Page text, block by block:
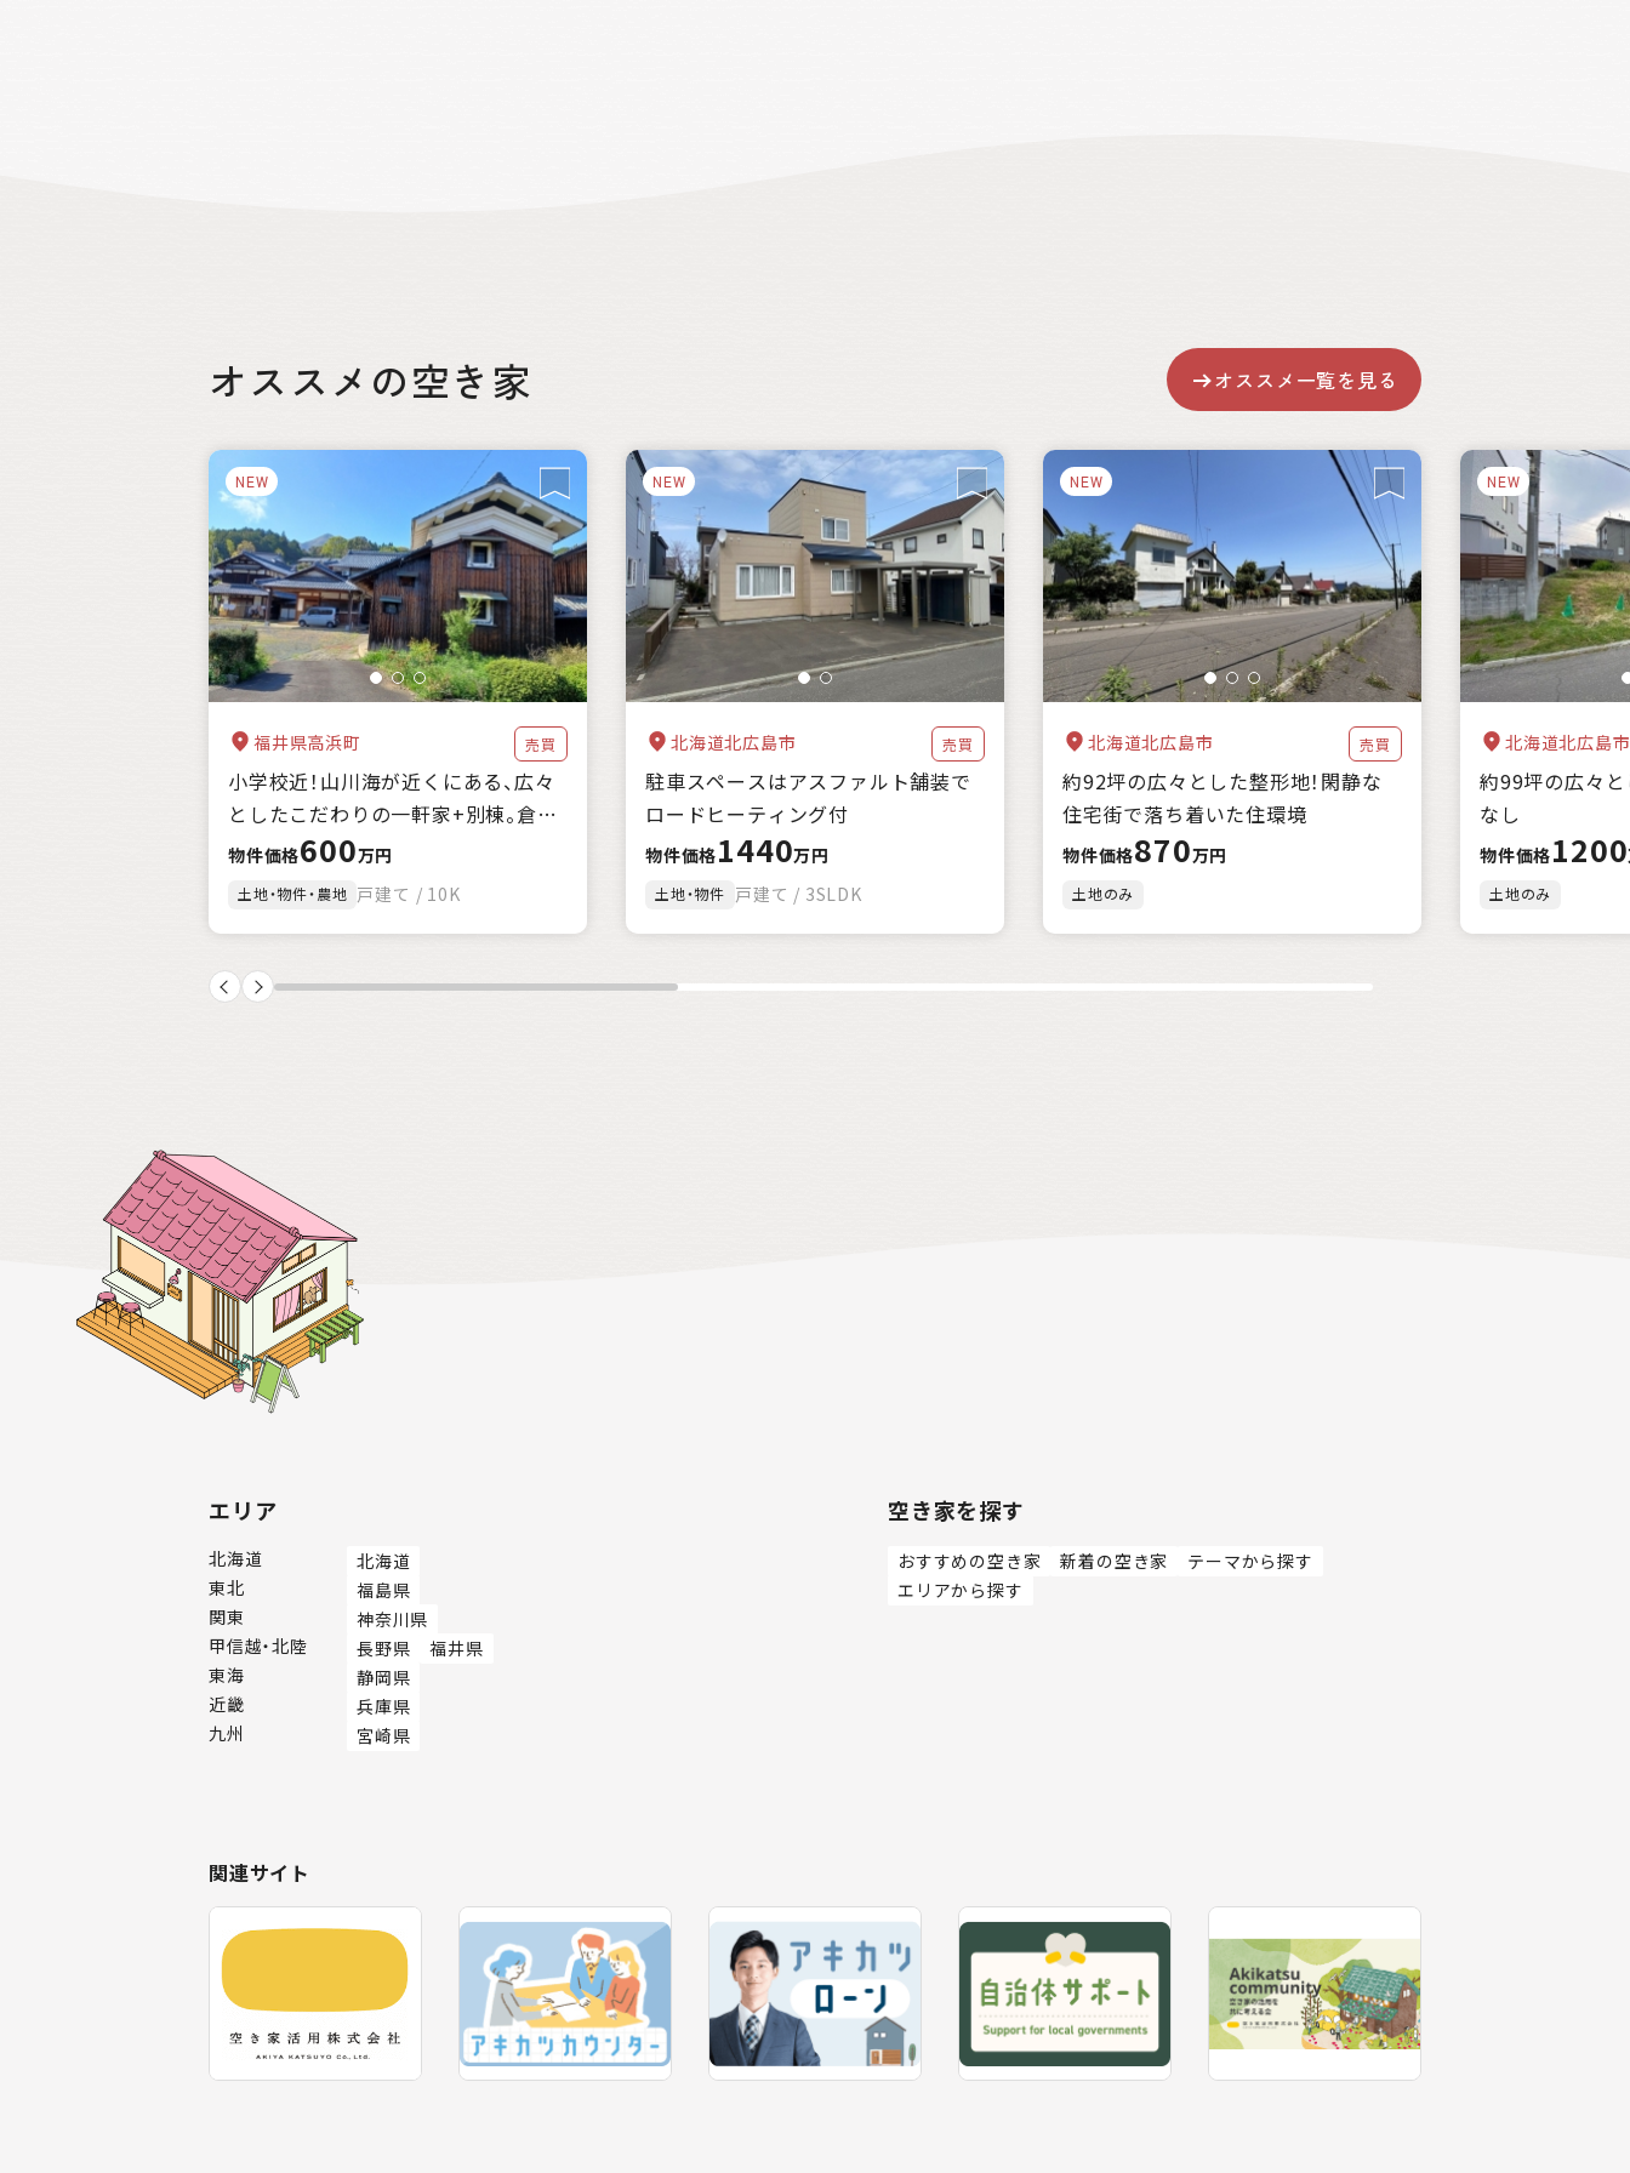
絞り込み
都道府県
自治体の特徴 海に近い 森林が豊か 暖かい地域 涼しい地域 交通が便利
都市近郊
支援制度
家賃補助 住宅購入補助 リフォーム補助 移住補助
起業補助
キーワード
件 クリア 絞込み検索
オススメの空き家
NEW
福井県高浜町 売買
小学校近！山川海が近くにある、広々
としたこだわりの一軒家+別棟。倉
庫、農地付。
物件価格600万円
土地・物件・農地 戸建て / 10K
NEW
北海道北広島市 売買
駐車スペースはアスファルト舗装で
ロードヒーティング付
物件価格1440万円
土地・物件 戸建て / 3SLDK
NEW
北海道北広島市 売買
約92坪の広々とした整形地！閑静な
住宅街で落ち着いた住環境
物件価格870万円
土地のみ
NEW
北海道北広島市
約99坪の広々と
なし
物件価格1200
土地のみ
オススメ一覧を見る
エリア
北海道
北海道
東北
福島県
関東
神奈川県
甲信越・北陸
長野県
福井県
東海
静岡県
近畿
兵庫県
九州
宮崎県
空き家を探す
おすすめの空き家 新着の空き家
テーマから探す
エリアから探す
関連サイト